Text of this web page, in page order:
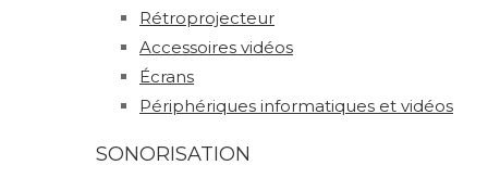
Rétroprojecteur
Accessoires vidéos
Écrans
Périphériques informatiques et vidéos
SONORISATION